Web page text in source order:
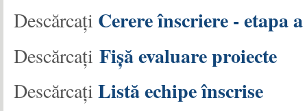
Descărcați Cerere înscriere - etapa
Descărcați Fișă evaluare proiecte
Descărcați Listă echipe înscrise